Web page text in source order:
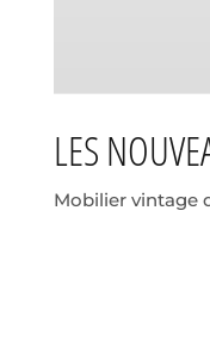
LES
Mobilier vintage